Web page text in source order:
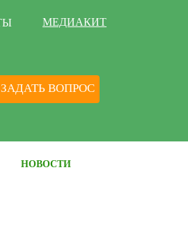
МЕДИАКИТ
ЗАДАТЬ ВОПРОС
НОВОСТИ